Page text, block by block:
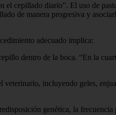
el cepillado diario”. El uso de
de manera progresiva y
adecuado implica:
dentro de la boca. “En la
veterinario, incluyendo geles,
genética, la frecuencia